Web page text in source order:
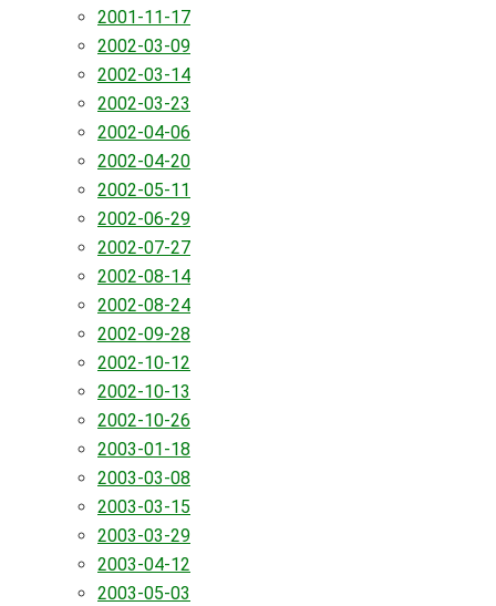
2001-11-17
2002-03-09
2002-03-14
2002-03-23
2002-04-06
2002-04-20
2002-05-11
2002-06-29
2002-07-27
2002-08-14
2002-08-24
2002-09-28
2002-10-12
2002-10-13
2002-10-26
2003-01-18
2003-03-08
2003-03-15
2003-03-29
2003-04-12
2003-05-03